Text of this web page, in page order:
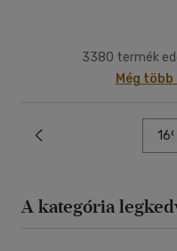
3380 termék
Még
A kategória